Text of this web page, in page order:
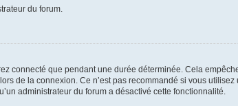
du forum.
connecté que pendant une durée déterminée. Cela
lors de la connexion. Ce n’est pas recommandé si vous
administrateur du forum a désactivé cette fonctionnalité.